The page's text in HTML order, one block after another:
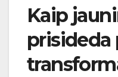
Kaip
prisideda